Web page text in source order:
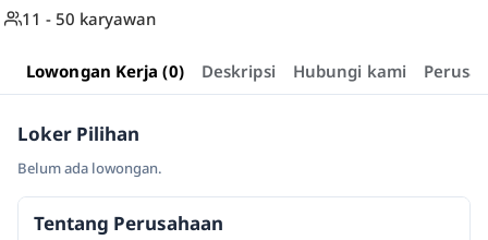
11 - 50 karyawan
Lowongan Kerja (0) Deskripsi Hubungi kami
Loker Pilihan
Belum ada lowongan.
Tentang Perusahaan